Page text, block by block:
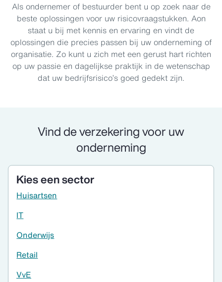
Als ondernemer of bestuurder bent u op zoek naar de
beste oplossingen voor uw risicovraagstukken. Aon
staat u bij met kennis en ervaring en vindt de
oplossingen die precies passen bij uw onderneming of
organisatie. Zo kunt u zich met een gerust hart richten
op uw passie en dagelijkse praktijk in de wetenschap
dat uw bedrijfsrisico’s goed gedekt zijn.
Vind de verzekering voor uw
onderneming
Kies een sector
Huisartsen
IT
Onderwijs
Retail
VvE